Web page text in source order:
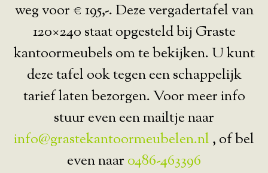
weg voor € 195,-. Deze vergadertafel van
120×240 staat opgesteld bij Graste
kantoormeubels om te bekijken. U kunt
deze tafel ook tegen een schappelijk
tarief laten bezorgen. Voor meer info
stuur even een mailtje naar
info@grastekantoormeubelen.nl , of bel
even naar 0486-463396